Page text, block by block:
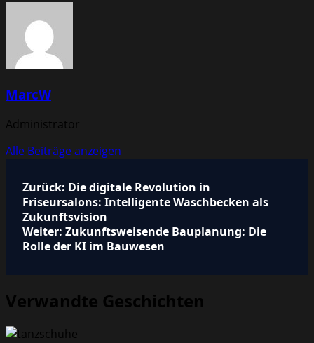
MarcW
Administrator
Alle Beiträge anzeigen
Beitragsnavigation
Zurück: Die digitale Revolution in
Friseursalons: Intelligente Waschbecken als
Zukunftsvision
Weiter: Zukunftsweisende Bauplanung: Die
Rolle der KI im Bauwesen
Verwandte Geschichten